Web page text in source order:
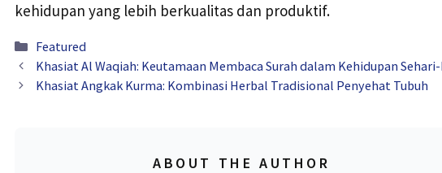
kehidupan yang lebih berkualitas dan produktif.
Kategori
Featured
Khasiat Al Waqiah: Keutamaan Membaca Surah dalam Kehidupan
Khasiat Angkak Kurma: Kombinasi Herbal Tradisional Penyehat Tubuh
ABOUT THE AUTHOR